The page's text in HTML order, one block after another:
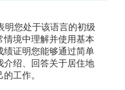
明您处于该语言的初级
情境中理解并使用基本
绩证明您能够通过简单
介绍、回答关于居住地
工作。